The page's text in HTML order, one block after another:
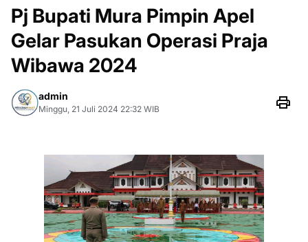
Pj Bupati Mura Pimpin Apel
Gelar Pasukan Operasi Praja
Wibawa 2024
admin
Minggu, 21 Juli 2024 22:32 WIB